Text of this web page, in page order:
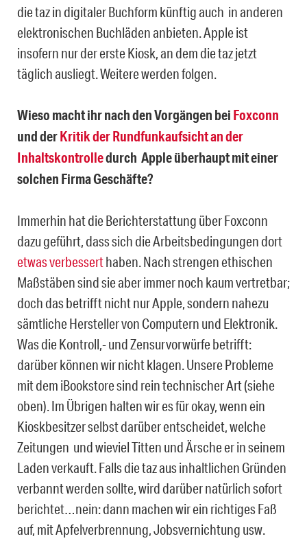
die taz in digitaler Buchform künftig auch in anderen
elektronischen Buchläden anbieten. Apple ist
insofern nur der erste Kiosk, an dem die taz jetzt
täglich ausliegt. Weitere werden folgen.
Wieso macht ihr nach den Vorgängen bei Foxconn
und derKritik der Rundfunkaufsicht an der
Inhaltskontrolledurch Apple überhaupt mit einer
solchen Firma Geschäfte?
Immerhin hat die Berichterstattung über Foxconn
dazu geführt, dass sich die Arbeitsbedingungen dort
etwas verbesserthaben. Nach strengen ethischen
Maßstäben sind sie aber immer noch kaum vertretbar;
doch das betrifft nicht nur Apple, sondern nahezu
sämtliche Hersteller von Computern und Elektronik.
Was die Kontroll,- und Zensurvorwürfe betrifft:
darüber können wir nicht klagen. Unsere Probleme
mit dem iBookstore sind rein technischer Art (siehe
oben). Im Übrigen halten wir es für okay, wenn ein
Kioskbesitzer selbst darüber entscheidet, welche
Zeitungen und wieviel Titten und Ärsche er in seinem
Laden verkauft. Falls die taz aus inhaltlichen Gründen
verbannt werden sollte, wird darüber natürlich sofort
berichtet…nein: dann machen wir ein richtiges Faß
auf, mit Apfelverbrennung, Jobsvernichtung usw.